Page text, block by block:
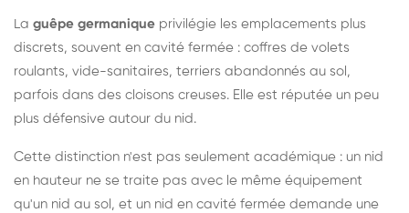
La guêpe germanique privilégie les emplacements plus
discrets, souvent en cavité fermée : coffres de volets
roulants, vide-sanitaires, terriers abandonnés au sol,
parfois dans des cloisons creuses. Elle est réputée un peu
plus défensive autour du nid.
Cette distinction n'est pas seulement académique : un nid
en hauteur ne se traite pas avec le même équipement
qu'un nid au sol, et un nid en cavité fermée demande une